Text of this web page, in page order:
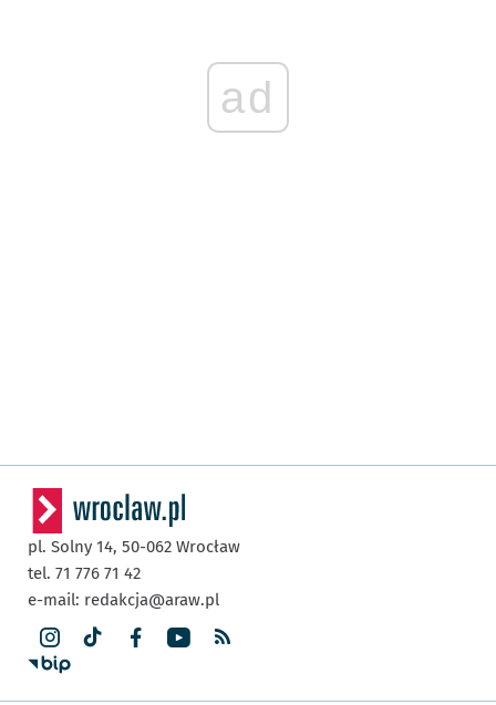
ad
pl. Solny 14, 50-062 Wrocław
tel. 71 776 71 42
e-mail: redakcja@araw.pl